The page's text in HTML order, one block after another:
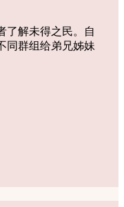
了解未得之民。自
同群组给弟兄姊妹